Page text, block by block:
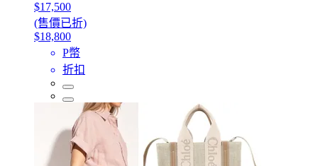
$17,500
(售價已折)
$18,800
P幣
折扣